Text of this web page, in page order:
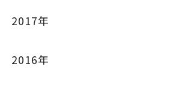
2017年
2016年